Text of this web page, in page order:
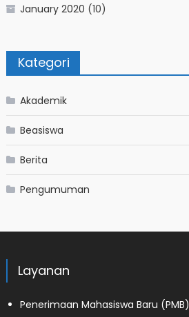
January 2020 (10)
Kategori
Akademik
Beasiswa
Berita
Pengumuman
Layanan
Penerimaan Mahasiswa Baru (PMB)